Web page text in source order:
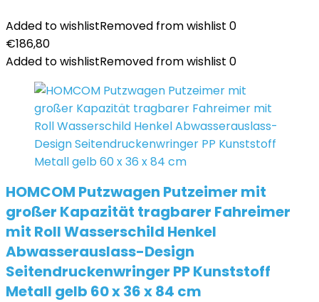
Added to wishlistRemoved from wishlist 0
€186,80
Added to wishlistRemoved from wishlist 0
HOMCOM Putzwagen Putzeimer mit
großer Kapazität tragbarer Fahreimer
mit Roll Wasserschild Henkel
Abwasserauslass-Design
Seitendruckenwringer PP Kunststoff
Metall gelb 60 x 36 x 84 cm